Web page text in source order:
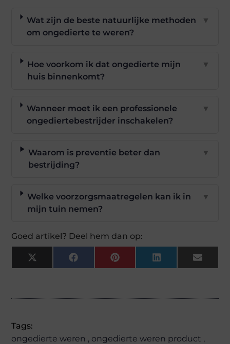
Wat zijn de beste natuurlijke methoden
om ongedierte te weren?
▼
Hoe voorkom ik dat ongedierte mijn
huis binnenkomt?
▼
Wanneer moet ik een professionele
ongediertebestrijder inschakelen?
▼
Waarom is preventie beter dan
bestrijding?
▼
Welke voorzorgsmaatregelen kan ik in
mijn tuin nemen?
▼
Goed artikel? Deel hem dan op:
X
(Twitter)
FacebookPinterestLinkedIn Email
Tags:
ongedierte weren , ongedierte weren product ,